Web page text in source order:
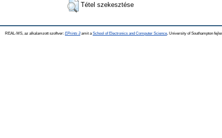
Tétel szekesztése
REAL-MS, az alkalamzott szoftver: EPrints 3amit a School of Electronics and Computer Science , University of Southampton